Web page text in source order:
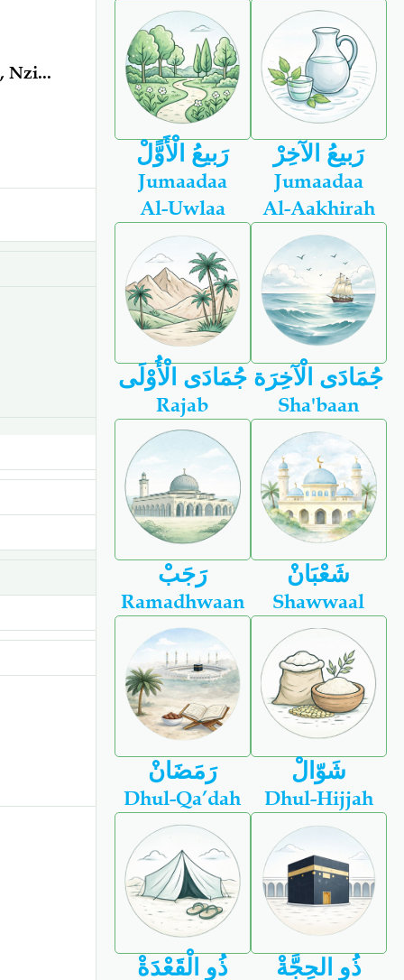
Nzi...
رَبيعُ الْأَوًّلْ رَبيعُ الآخِرْ
Jumaadaa
Al-Uwlaa
جُمَادَى الْأُوْلَى
Jumaadaa
Al-Aakhirah
جُمَادَى الْآخِرَة
Rajab
رَجَبْ
Sha'baan
شَعْبَانْ
Ramadhwaan
رَمَضَانْ
Shawwaal
شَوّالْ
Dhul-Qa’dah
ذُو الْقَعْدَةْ
Dhul-Hijjah
ذُو الحِجَّةْ